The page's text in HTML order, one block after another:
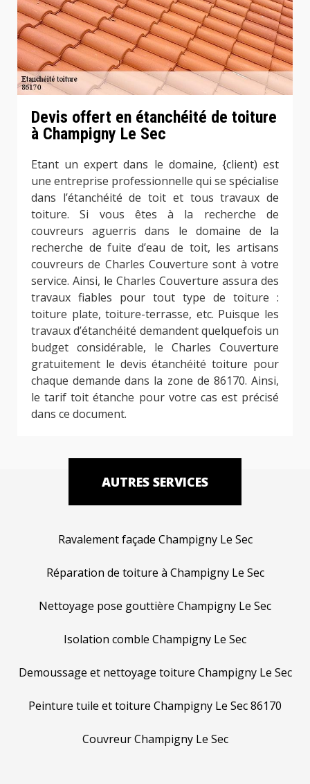
Devis offert en étanchéité de toiture
à Champigny Le Sec
Etant un expert dans le domaine, {client) est
une entreprise professionnelle qui se spécialise
dans l’étanchéité de toit et tous travaux de
toiture. Si vous êtes à la recherche de
couvreurs aguerris dans le domaine de la
recherche de fuite d’eau de toit, les artisans
couvreurs de Charles Couverture sont à votre
service. Ainsi, le Charles Couverture assura des
travaux fiables pour tout type de toiture :
toiture plate, toiture-terrasse, etc. Puisque les
travaux d’étanchéité demandent quelquefois un
budget considérable, le Charles Couverture
gratuitement le devis étanchéité toiture pour
chaque demande dans la zone de 86170. Ainsi,
le tarif toit étanche pour votre cas est précisé
dans ce document.
AUTRES SERVICES
Ravalement façade Champigny Le Sec
Réparation de toiture à Champigny Le Sec
Nettoyage pose gouttière Champigny Le Sec
Isolation comble Champigny Le Sec
Demoussage et nettoyage toiture Champigny Le Sec
Peinture tuile et toiture Champigny Le Sec 86170
Couvreur Champigny Le Sec